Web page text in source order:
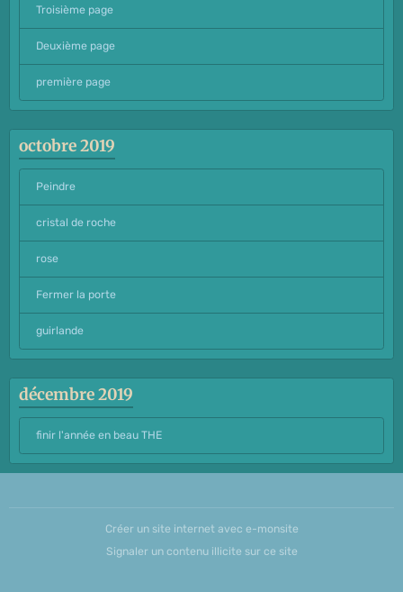
Troisième page
Deuxième page
première page
octobre 2019
Peindre
cristal de roche
rose
Fermer la porte
guirlande
décembre 2019
finir l'année en beau THE
Créer un site internet avec e-monsite
Signaler un contenu illicite sur ce site